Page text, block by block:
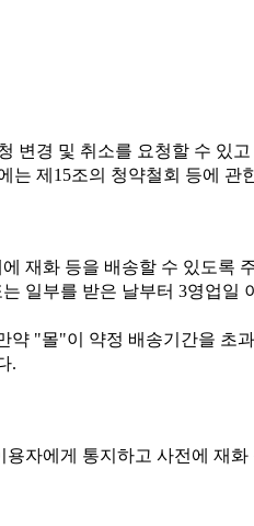
변경 및 취소를 요청할 수 있
는 제15조의 청약철회 등에 관
재화 등을 배송할 수 있도록
일부를 받은 날부터 3영업일
약 "몰"이 약정 배송기간을 초
.
자에게 통지하고 사전에 재화